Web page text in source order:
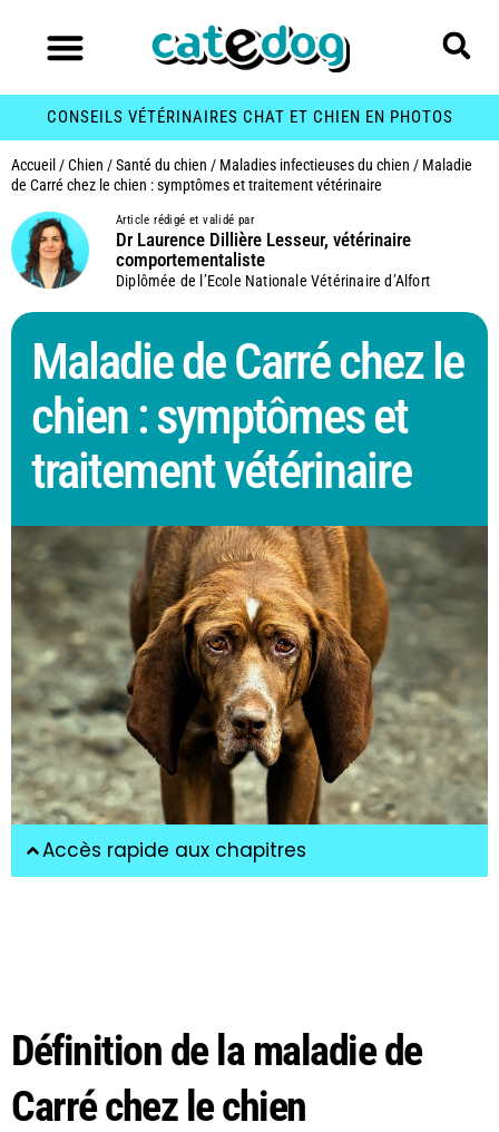
CONSEILS VÉTÉRINAIRES CHAT ET CHIEN EN PHOTOS
Accueil /Chien /Santé du chien / Maladies infectieuses du chien / Maladie
de Carré chez le chien : symptômes et traitement vétérinaire
Article rédigé et validé par
Dr Laurence Dillière Lesseur, vétérinaire
comportementaliste
Diplômée de l’Ecole Nationale Vétérinaire d’Alfort
Maladie de Carré chez le
chien : symptômes et
traitement vétérinaire
Accès rapide aux chapitres
Définition de la maladie de
Carré chez le chien